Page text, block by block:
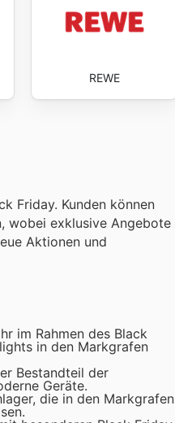
REWE
Friday. Kunden können
wobei exklusive Angebote
Aktionen und
im Rahmen des Black
in den Markgrafen
Bestandteil der
Geräte.
die in den Markgrafen